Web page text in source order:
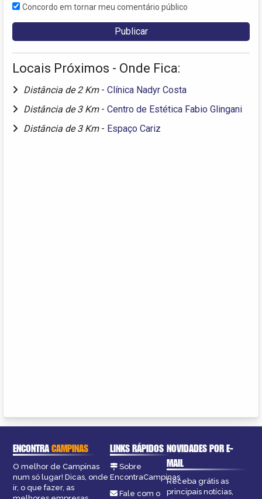
Concordo em tornar meu comentário público
Locais Próximos - Onde Fica:
Distância de 2 Km - Clínica Nadyr Costa
Distância de 3 Km - Centro de Estética Fabio Glingani
Distância de 3 Km - Espaço Cariz
ENCONTRACAMPINAS
O melhor de Campinas
num só lugar! Dicas, onde
ir, o que fazer, as
LINKS RÁPIDOS
Sobre
EncontraCampinas
Fale com o
NOVIDADES POR E-
MAIL
Receba grátis as
principais notícias,